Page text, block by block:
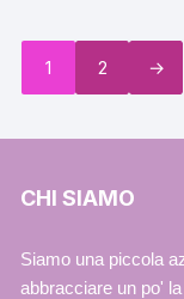
1 2 →
CHI SIAMO
Siamo una piccola
abbracciare un po'